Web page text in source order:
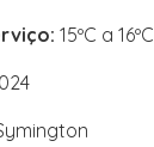
15ºC a 16ºC